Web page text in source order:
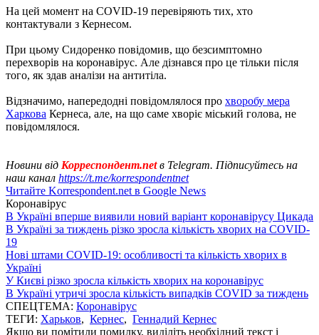
На цей момент на COVID-19 перевіряють тих, хто
контактували з Кернесом.
При цьому Сидоренко повідомив, що безсимптомно
перехворів на коронавірус. Але дізнався про це тільки після
того, як здав аналізи на антитіла.
Відзначимо, напередодні повідомлялося про хворобу мера
Харкова Кернеса, але, на що саме хворіє міський голова, не
повідомлялося.
Новини від Корреспондент.netв Telegram. Підписуйтесь на
наш канал https://t.me/korrespondentnet
Читайте Korrespondent.net в Google News
Коронавірус
В Україні вперше виявили новий варіант коронавірусу Цикада
В Україні за тиждень різко зросла кількість хворих на COVID-
19
Нові штами COVID-19: особливості та кількість хворих в
Україні
У Києві різко зросла кількість хворих на коронавірус
В Україні утричі зросла кількість випадків COVID за тиждень
СПЕЦТЕМА: Коронавірус
ТЕГИ: Харьков, Кернес, Геннадий Кернес
Якщо ви помітили помилку, виділіть необхідний текст і